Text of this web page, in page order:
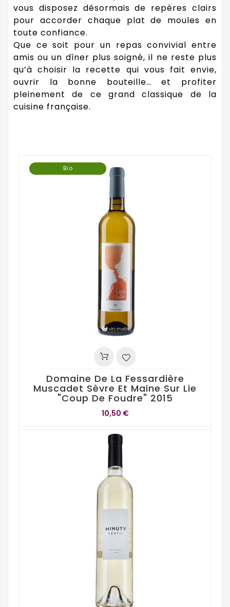
vous disposez désormais de repères clairs
pour accorder chaque plat de moules en
toute confiance.
Que ce soit pour un repas convivial entre
amis ou un dîner plus soigné, il ne reste plus
qu’à choisir la recette qui vous fait envie,
ouvrir la bonne bouteille… et profiter
pleinement de ce grand classique de la
cuisine française.
Bio
Domaine De La Fessardière
Muscadet Sèvre Et Maine Sur Lie
"Coup De Foudre" 2015
10,50 €